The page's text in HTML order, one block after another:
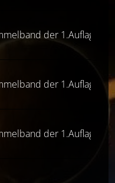
der 1.Auflage)
der 1.Auflage)
der 1.Auflage)